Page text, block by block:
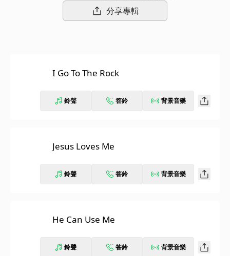
分享專輯
I Go To The Rock
鈴聲 答鈴 背景音樂
Jesus Loves Me
鈴聲 答鈴 背景音樂
He Can Use Me
鈴聲 答鈴 背景音樂